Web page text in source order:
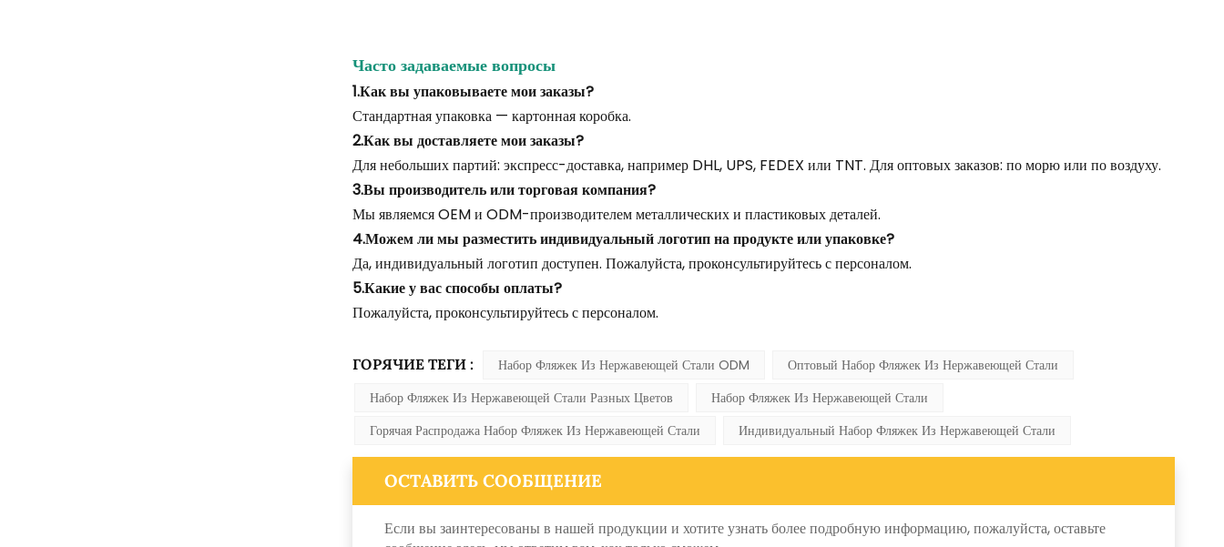
Часто задаваемые вопросы
1.Как вы упаковываете мои заказы?
Стандартная упаковка — картонная коробка.
2.Как вы доставляете мои заказы?
Для небольших партий: экспресс-доставка, например DHL, UPS, FEDEX или TNT. Для оптовых заказов: по морю или по воздуху.
3.Вы производитель или торговая компания?
Мы являемся OEM и ODM-производителем металлических и пластиковых деталей.
4.Можем ли мы разместить индивидуальный логотип на продукте или упаковке?
Да, индивидуальный логотип доступен. Пожалуйста, проконсультируйтесь с персоналом.
5.Какие у вас способы оплаты?
Пожалуйста, проконсультируйтесь с персоналом.
ГОРЯЧИЕ ТЕГИ : Набор Фляжек Из Нержавеющей Стали ODM
Оптовый Набор Фляжек Из Нержавеющей Стали
Набор Фляжек Из Нержавеющей Стали Разных Цветов
Набор Фляжек Из Нержавеющей Стали
Горячая Распродажа Набор Фляжек Из Нержавеющей Стали
Индивидуальный Набор Фляжек Из Нержавеющей Стали
ОСТАВИТЬ СООБЩЕНИЕ
Если вы заинтересованы в нашей продукции и хотите узнать более подробную информацию, пожалуйста, оставьте